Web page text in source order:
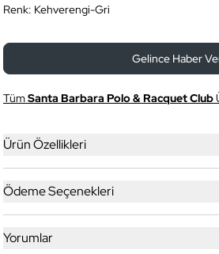
Renk: Kehverengi-Gri
Gelince Haber
TümSanta Barbara Polo & Racquet Club
Ürün Özellikleri
Ödeme Seçenekleri
Yorumlar